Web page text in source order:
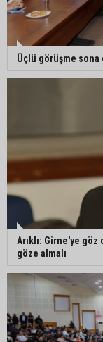
Üçlü görüşme sona
Arıklı: Girne'ye
göze almalı